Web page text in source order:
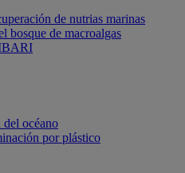
de nutrias marinas
bosque de macroalgas
océano
por plástico